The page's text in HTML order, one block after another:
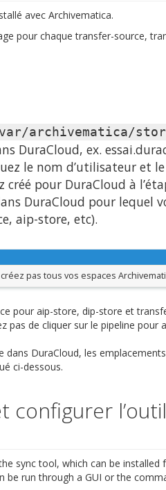
avec Archivematica.
pour chaque transfer-source,
archivematica/
DuraCloud, ex.
le nom d’utilisateur et
créé pour DuraCloud à
DuraCloud pour lequel
aip-store, etc).
pas tous vos espaces
pour aip-store, dip-store et
pas de cliquer sur le pipeline pour
DuraCloud, les
ci-dessous.
configurer
sync tool, which can be installed
be run through a GUI or the